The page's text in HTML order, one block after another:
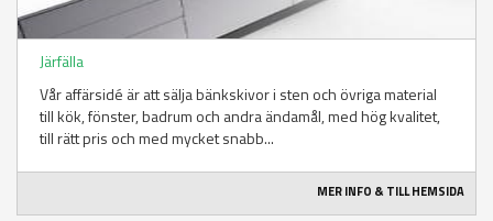
Järfälla
Vår affärsidé är att sälja bänkskivor i sten och övriga material
till kök, fönster, badrum och andra ändamål, med hög kvalitet,
till rätt pris och med mycket snabb...
MER INFO & TILL HEMSIDA